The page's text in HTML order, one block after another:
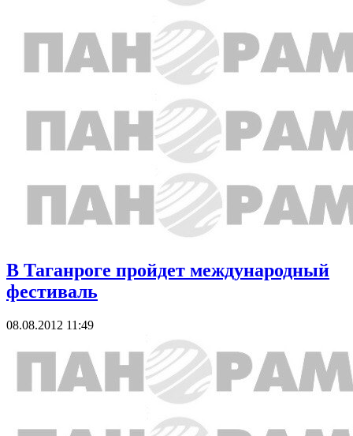
В Таганроге пройдет международный
фестиваль
08.08.2012 11:49